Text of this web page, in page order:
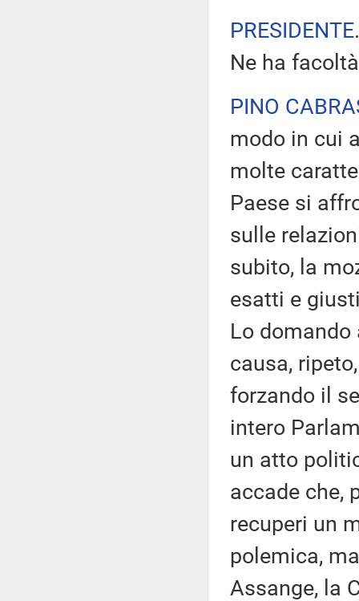
PRESIDENTE
Ne ha
PINO
modo in cui
molte
Paese si
sulle
subito, la
esatti e
Lo
causa,
forzando il
intero
un atto
accade che,
recuperi un
polemica,
Assange, la